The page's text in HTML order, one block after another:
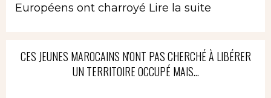
Européens ont charroyé Lire la suite
CES JEUNES MAROCAINS N'ONT PAS CHERCHÉ À LIBÉRER
UN TERRITOIRE OCCUPÉ MAIS...